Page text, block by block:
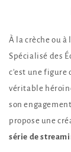
Scolaire
À la crèche ou à
Spécialisé des
c’est une
véritable
son
propose une
série de